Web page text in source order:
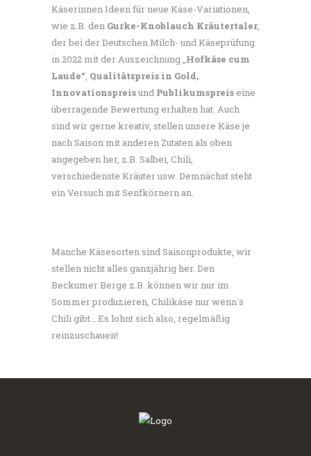
Käserinnen Ideen für neue Käse-Variationen,
wie z.B. den Gurke-Knoblauch Kräutertaler,
der bei der Deutschen Milch- und Käseprüfung
in 2022 mit der Auszeichnung „Hofkäse cum
Laude“, Qualitätspreis in Gold,
Innovationspreisund Publikumspreiseine
überragende Bewertung erhalten hat. Auch
sind wir gerne kreativ, stellen unsere Käse je
nach Saison mit anderen Zutaten als oben
angegeben her, z.B. Salbei, Chili,
verschiedenste Kräuter usw. Demnächst steht
ein Versuch mit Senfkörnern an.
Manche Käsesorten sind Saisonprodukte, wir
stellen nicht alles ganzjährig her. Den
Beckumer Berge z.B. können wir nur im
Sommer produzieren, Chilikäse nur wenn´s
Chili gibt… Es lohnt sich also, regelmäßig
reinzuschauen!